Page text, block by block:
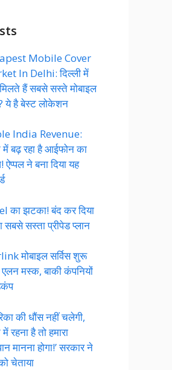
Mobile Cover
In Delhi: दिल्ली में
हैं सबसे सस्ते मोबाइल
ये है बेस्ट लोकेशन
India Revenue:
में बढ़ रहा है आईफोन का
ने बना दिया यह
का झटका! बंद कर दिया
सबसे सस्ता प्रीपेड प्लान
मोबाइल सर्विस शुरू
मस्क, बाकी कंपनियों
की धौंस नहीं चलेगी,
रहना है तो हमारा
मानना होगा!’ सरकार ने
चेताया